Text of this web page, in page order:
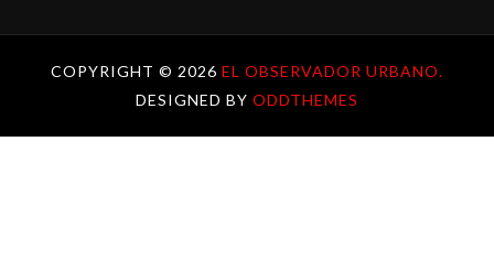
COPYRIGHT © 2026 EL OBSERVADOR URBANO.
DESIGNED BY ODDTHEMES